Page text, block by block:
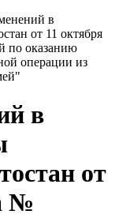
в
от 11 октября
по оказанию
операции из
в
от
№